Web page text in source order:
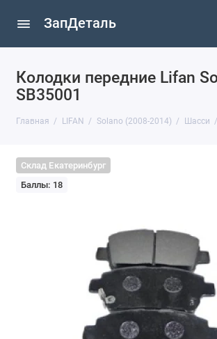
ЗапДеталь
Колодки передние Lifan
SB35001
Главная LIFAN Solano (2008-2014) Шасси
Склад Екатеринбург
Баллы: 18